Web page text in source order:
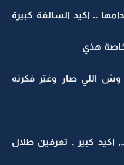
.. اكيد السالفة كبيرة
هذي
اللي صار وغيّر فكرته
اكيد كبير , تعرفين طلال